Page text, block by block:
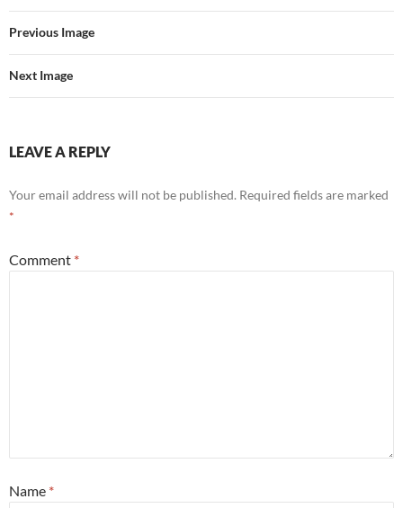
Previous Image
Next Image
LEAVE A REPLY
Your email address will not be published. Required fields are marked
*
Comment *
Name *